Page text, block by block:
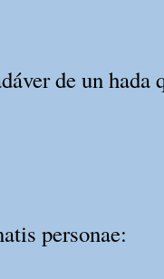
de un hada
personae: